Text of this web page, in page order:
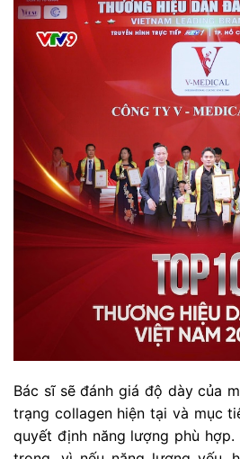
Bác sĩ sẽ đánh giá độ dày của
trạng collagen hiện tại và mục
quyết định năng lượng phù